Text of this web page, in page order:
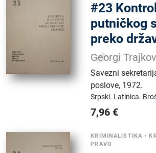
#23
putničkog
preko
Georgi
Savezni
poslove, 1972.
Srpski. Latinica.
7,96 €
KRIMINALISTIKA •
PRAVO